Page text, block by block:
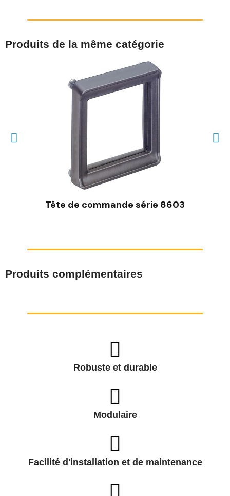
Produits de la même catégorie
Tête de commande série 8603
Produits complémentaires
Robuste et durable
Modulaire
Facilité d'installation et de maintenance